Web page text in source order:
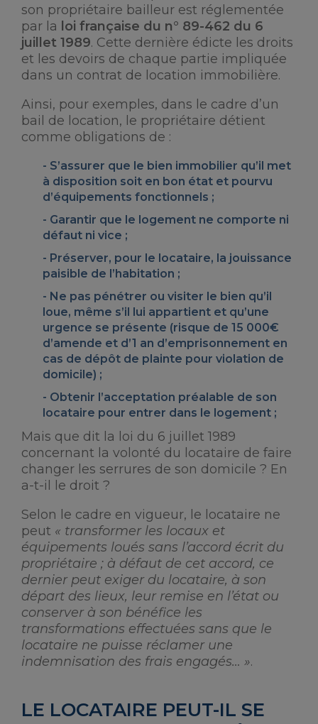
son propriétaire bailleur est réglementée
par la loi française du n° 89-462 du 6
juillet 1989. Cette dernière édicte les droits
et les devoirs de chaque partie impliquée
dans un contrat de location immobilière.
Ainsi, pour exemples, dans le cadre d’un
bail de location, le propriétaire détient
comme obligations de :
S’assurer que le bien immobilier qu’il met
à disposition soit en bon état et pourvu
d’équipements fonctionnels ;
Garantir que le logement ne comporte ni
défaut ni vice ;
Préserver, pour le locataire, la jouissance
paisible de l’habitation ;
Ne pas pénétrer ou visiter le bien qu’il
loue, même s’il lui appartient et qu’une
urgence se présente (risque de 15 000€
d’amende et d’1 an d’emprisonnement en
cas de dépôt de plainte pour violation de
domicile) ;
Obtenir l’acceptation préalable de son
locataire pour entrer dans le logement ;
Mais que dit la loi du 6 juillet 1989
concernant la volonté du locataire de faire
changer les serrures de son domicile ? En
a-t-il le droit ?
Selon le cadre en vigueur, le locataire ne
peut « transformer les locaux et
équipements loués sans l’accord écrit du
propriétaire ; à défaut de cet accord, ce
dernier peut exiger du locataire, à son
départ des lieux, leur remise en l’état ou
conserver à son bénéfice les
transformations effectuées sans que le
locataire ne puisse réclamer une
indemnisation des frais engagés… ».
LE LOCATAIRE PEUT-IL SE